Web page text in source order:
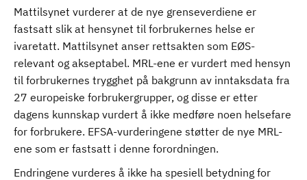
Mattilsynet vurderer at de nye grenseverdiene er
fastsatt slik at hensynet til forbrukernes helse er
ivaretatt. Mattilsynet anser rettsakten som EØS-
relevant og akseptabel. MRL-ene er vurdert med hensyn
til forbrukernes trygghet på bakgrunn av inntaksdata fra
27 europeiske forbrukergrupper, og disse er etter
dagens kunnskap vurdert å ikke medføre noen helsefare
for forbrukere. EFSA-vurderingene støtter de nye MRL-
ene som er fastsatt i denne forordningen.
Endringene vurderes å ikke ha spesiell betydning for